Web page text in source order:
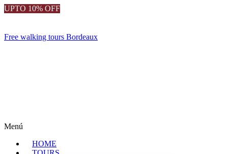
UPTO 10% OFF
Free walking tours Bordeaux
Menú
HOME